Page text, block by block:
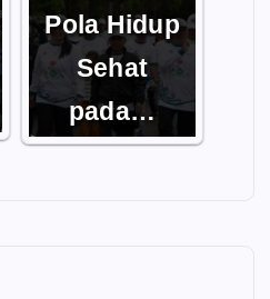
Pola Hidup
Sehat
pada…